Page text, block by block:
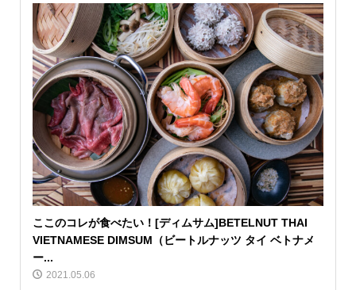
ここのコレが食べたい！[ディムサム]BETELNUT THAI
VIETNAMESE DIMSUM（ビートルナッツ タイ ベトナメ
ー...
2021.05.06